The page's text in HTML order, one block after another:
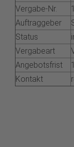
Vergabe-Nr.
Auftraggeber
Status
Vergabeart
Angebotsfrist
Kontakt